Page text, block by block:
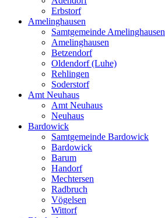
Erbstorf
Amelinghausen
Samtgemeinde Amelinghausen
Amelinghausen
Betzendorf
Oldendorf (Luhe)
Rehlingen
Soderstorf
Amt Neuhaus
Amt Neuhaus
Neuhaus
Bardowick
Samtgemeinde Bardowick
Bardowick
Barum
Handorf
Mechtersen
Radbruch
Vögelsen
Wittorf